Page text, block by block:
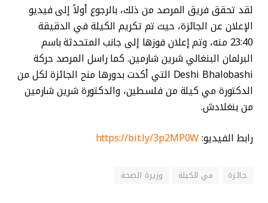
لقد تحقق فريق المرصد من ذلك، بالرجوع أولاً إلى فيديو
الإعلان عن الجائزة، حيث تم تكريم الكيلة في الدقيقة
23:40 منه، وتم إعلان فوزها إلى جانب المتحدثة باسم
البرلمان البنغالي شرين شارمين. كما راسل المرصد حركة
Deshi Bhalobashi التي أكدت بدورها منح الجائزة لكل من
الدكتورة مي كيلة من فلسطين، والدكتورة شرين شارمين
من بنغلادش.
رابط الفيديو:https://bit.ly/3p2MP0W
جائزة مي الكيلة وزيرة الصحة